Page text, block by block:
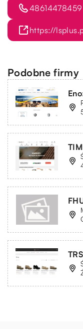
48614478459
https://
Podobne firmy